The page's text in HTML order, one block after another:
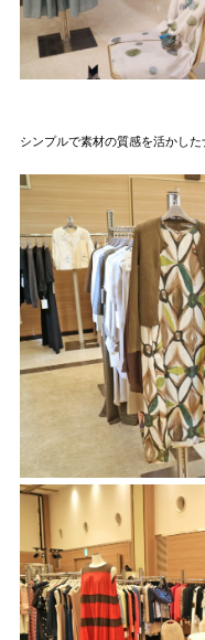
シンプルで素材の質感を活かし